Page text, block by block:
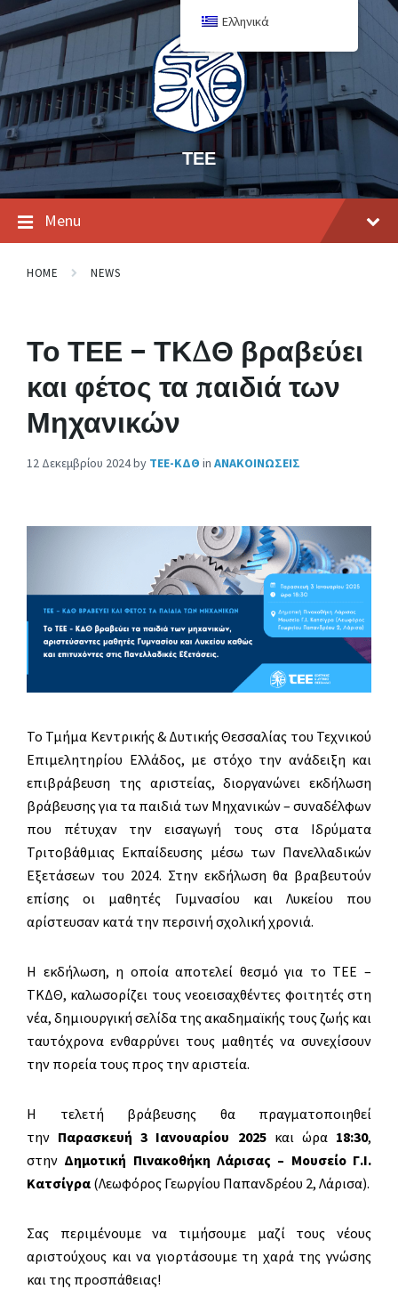
ΤΕΕ
Menu
HOME NEWS
Το ΤΕΕ – ΤΚΔΘ βραβεύει
και φέτος τα παιδιά των
Μηχανικών
12 Δεκεμβρίου 2024by ΤΕΕ-ΚΔΘ in ΑΝΑΚΟΙΝΩΣΕΙΣ
Το Τμήμα Κεντρικής & Δυτικής Θεσσαλίας του Τεχνικού
Επιμελητηρίου Ελλάδος, με στόχο την ανάδειξη και
επιβράβευση της αριστείας, διοργανώνει εκδήλωση
βράβευσης για τα παιδιά των Μηχανικών – συναδέλφων
που πέτυχαν την εισαγωγή τους στα Ιδρύματα
Τριτοβάθμιας Εκπαίδευσης μέσω των Πανελλαδικών
Εξετάσεων του 2024. Στην εκδήλωση θα βραβευτούν
επίσης οι μαθητές Γυμνασίου και Λυκείου που
αρίστευσαν κατά την περσινή σχολική χρονιά.
Η εκδήλωση, η οποία αποτελεί θεσμό για το ΤΕΕ –
ΤΚΔΘ, καλωσορίζει τους νεοεισαχθέντες φοιτητές στη
νέα, δημιουργική σελίδα της ακαδημαϊκής τους ζωής και
ταυτόχρονα ενθαρρύνει τους μαθητές να συνεχίσουν
την πορεία τους προς την αριστεία.
Η τελετή βράβευσης θα πραγματοποιηθεί
την Παρασκευή 3 Ιανουαρίου 2025και ώρα 18:30,
στην Δημοτική Πινακοθήκη Λάρισας – Μουσείο Γ.Ι.
Κατσίγρα (Λεωφόρος Γεωργίου Παπανδρέου 2, Λάρισα).
Σας περιμένουμε να τιμήσουμε μαζί τους νέους
αριστούχους και να γιορτάσουμε τη χαρά της γνώσης
και της προσπάθειας!
Ελληνικά